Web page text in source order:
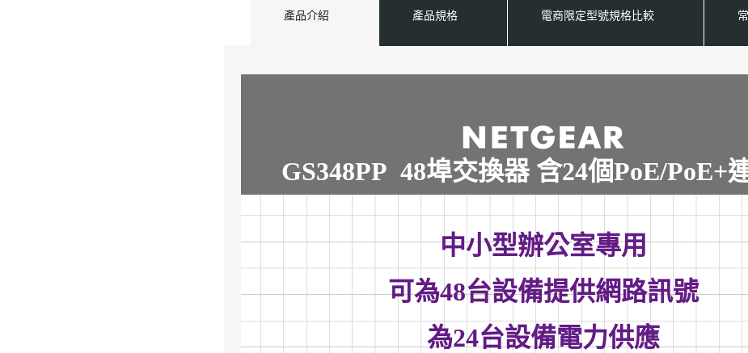
產品介紹 產品規格 電商限定型號規格比較
GS348PP 48埠交換器 含24個PoE/PoE+
中小型辦公室專用
可為48台設備提供網路訊號
為24台設備電力供應